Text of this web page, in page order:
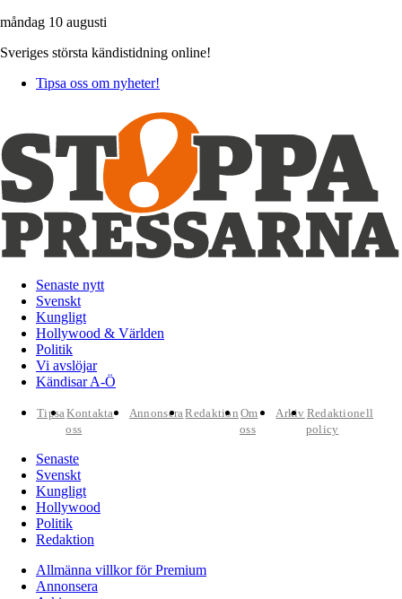
måndag 10 augusti
Sveriges största kändistidning online!
Tipsa oss om nyheter!
Senaste nytt
Svenskt
Kungligt
Hollywood & Världen
Politik
Vi avslöjar
Kändisar A-Ö
TipsaKontakta
oss
AnnonseraRedaktion Om
oss
Arkiv Redaktionell
policy
Senaste
Svenskt
Kungligt
Hollywood
Politik
Redaktion
Allmänna villkor för Premium
Annonsera